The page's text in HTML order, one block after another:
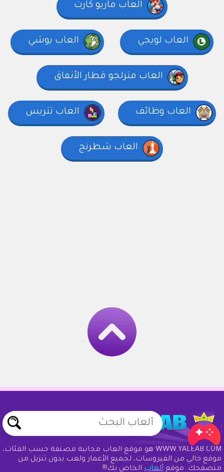
العاب ماريو كارت
العاب لويجي العاب يوشي
العاب متزلجو قطار الأنفاق
العاب وظائف العاب تتريس
العاب شطرنج
WWW.YALEAB.COM هو موقع ألعاب مجانية مصنفة حسب الفئات،
موقع خالي من الفيروسات، لجميع الأعمار ولعب بدون تنزيل من
متصفحك. موقع ألعاب الخاص بك!!!